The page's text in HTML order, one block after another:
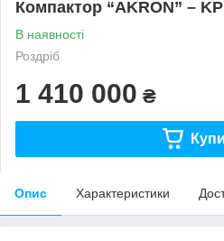
Компактор “AKRON” –
В наявності
Роздріб
1 410 000 ₴
Опис Характеристики